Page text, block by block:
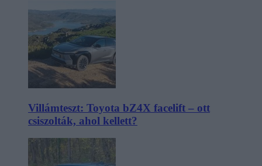
Villámteszt: Toyota bZ4X facelift – ott
csiszolták, ahol kellett?